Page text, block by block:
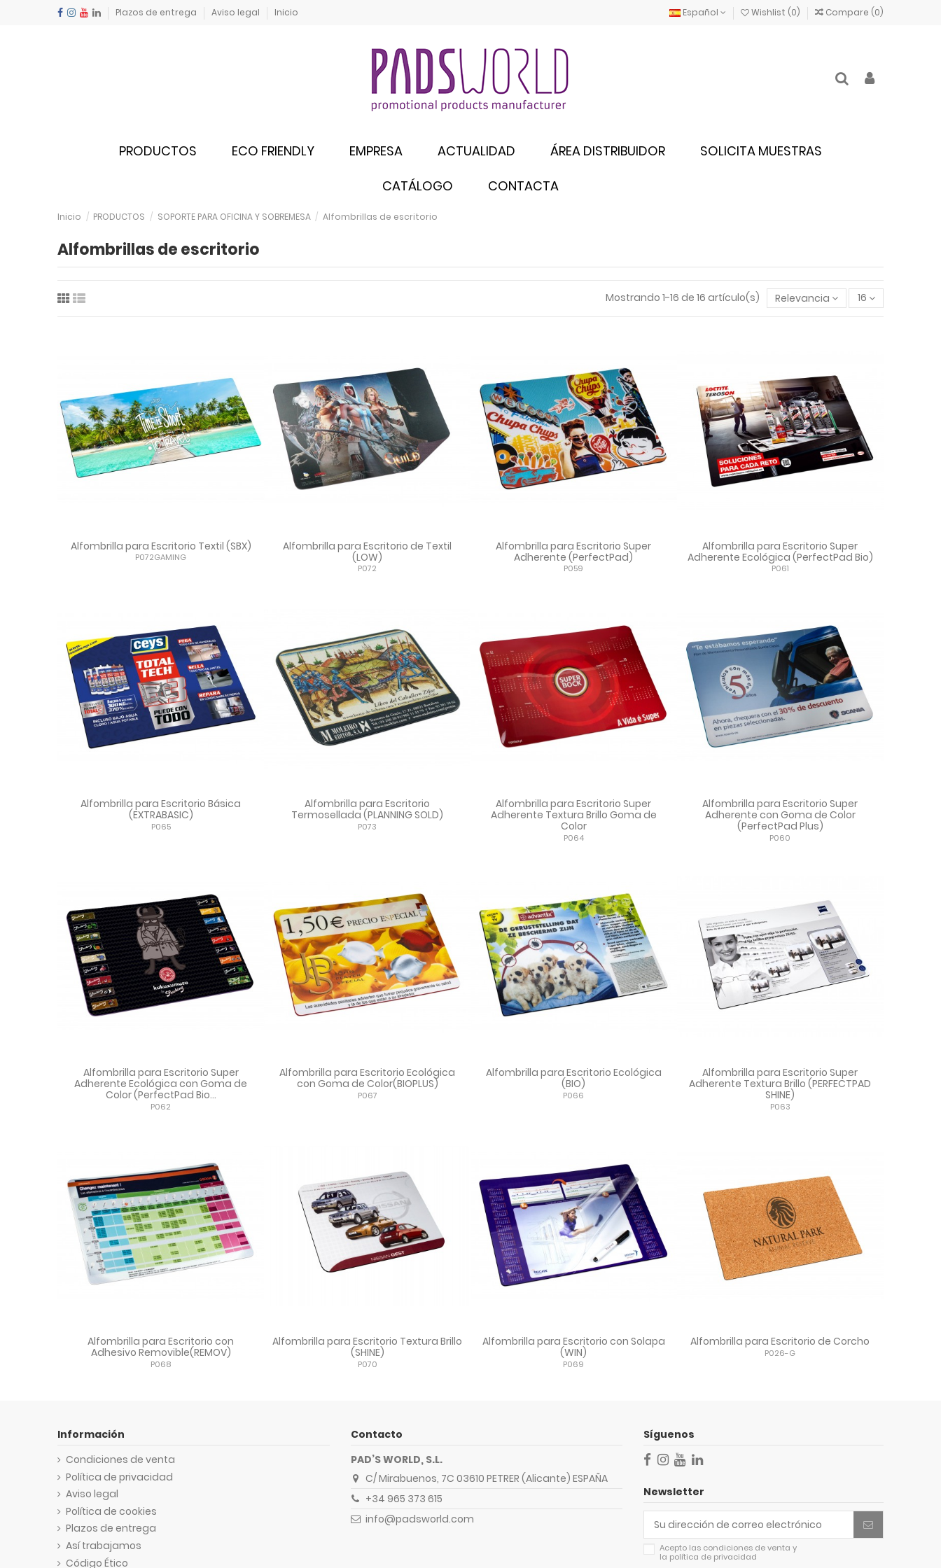
Plazos de entrega Aviso legal Inicio Español Wishlist (0) Compare (0)
PRODUCTOS ECO FRIENDLY EMPRESA ACTUALIDAD ÁREA DISTRIBUIDOR
SOLICITA MUESTRAS
CATÁLOGO
CONTACTA
Inicio PRODUCTOS SOPORTE PARA OFICINA Y SOBREMESA Alfombrillas de escritorio
Alfombrillas de escritorio
Mostrando 1-16 de 16 artículo(s) Relevancia 16
Alfombrilla para Escritorio Textil (SBX)
P072GAMING
Alfombrilla para Escritorio de Textil
(LOW)
P072
Alfombrilla para Escritorio Super
Adherente (PerfectPad)
P059
Alfombrilla para Escritorio Super
Adherente Ecológica (PerfectPad Bio)
P061
Alfombrilla para Escritorio Básica
(EXTRABASIC)
P065
Alfombrilla para Escritorio
Termosellada (PLANNING SOLD)
P073
Alfombrilla para Escritorio Super
Adherente Textura Brillo Goma de
Color
P064
Alfombrilla para Escritorio Super
Adherente con Goma de Color
(PerfectPad Plus)
P060
Alfombrilla para Escritorio Super
Adherente Ecológica con Goma de
Color (PerfectPad Bio...
P062
Alfombrilla para Escritorio Ecológica
con Goma de Color(BIOPLUS)
P067
Alfombrilla para Escritorio Ecológica
(BIO)
P066
Alfombrilla para Escritorio Super
Adherente Textura Brillo (PERFECTPAD
SHINE)
P063
Alfombrilla para Escritorio con
Adhesivo Removible(REMOV)
P068
Alfombrilla para Escritorio Textura Brillo
(SHINE)
P070
Alfombrilla para Escritorio con Solapa
(WIN)
P069
Alfombrilla para Escritorio de Corcho
P026-G
Información
Condiciones de venta
Política de privacidad
Aviso legal
Política de cookies
Plazos de entrega
Así trabajamos
Código Ético
Contacto
PAD’S WORLD, S.L.
C/ Mirabuenos, 7C 03610 PETRER (Alicante) ESPAÑA
+34 965 373 615
info@padsworld.com
Síguenos
Newsletter
Acepto las condiciones de venta y
la política de privacidad